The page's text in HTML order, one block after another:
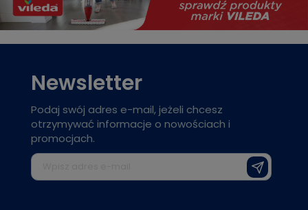
Newsletter
Podaj swój adres e-mail, jeżeli chcesz
otrzymywać informacje o nowościach i
promocjach.